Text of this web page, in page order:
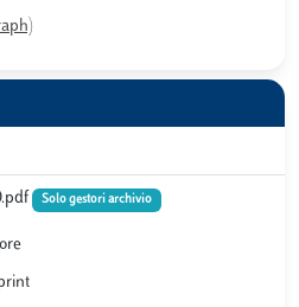
Solo gestori archivio